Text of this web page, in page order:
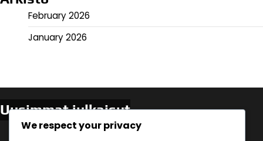
February 2026
January 2026
Uusimmat julkaisut
Asiakaspalautteen Hyödyntäminen: Kyselyt,
We respect your privacy